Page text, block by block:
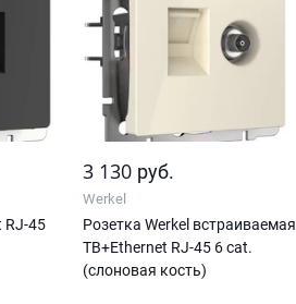
RJ-45
3 130 руб.
Werkel
Розетка Werkel встраиваемая
ТВ+Ethernet RJ-45 6 cat.
(слоновая кость)